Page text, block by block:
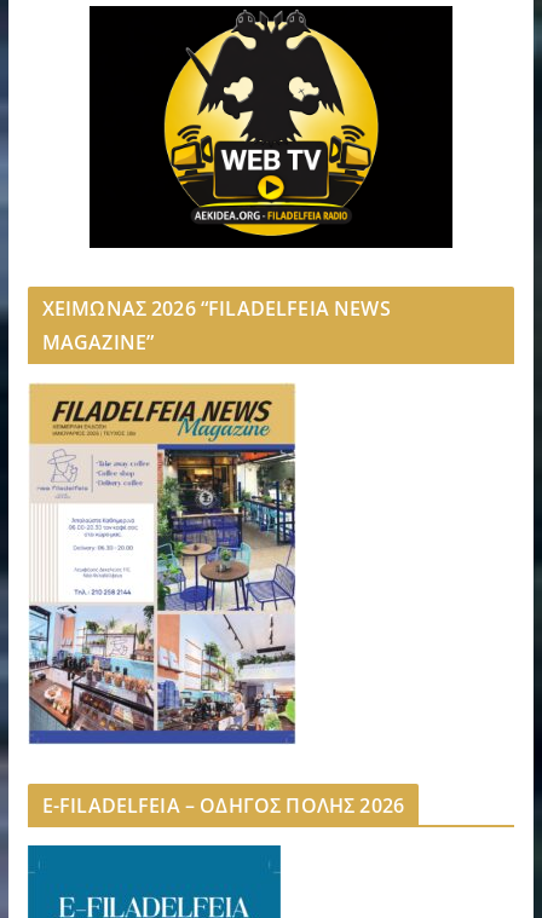
ΧΕΙΜΩΝΑΣ 2026 “FILADELFEIA NEWS
MAGAZINE”
E-FILADELFEIA – ΟΔΗΓΟΣ ΠΟΛΗΣ 2026